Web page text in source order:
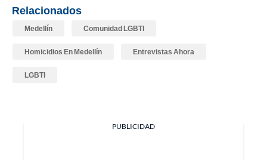
Relacionados
Medellín Comunidad LGBTI
Homicidios En Medellín Entrevistas Ahora
LGBTI
PUBLICIDAD